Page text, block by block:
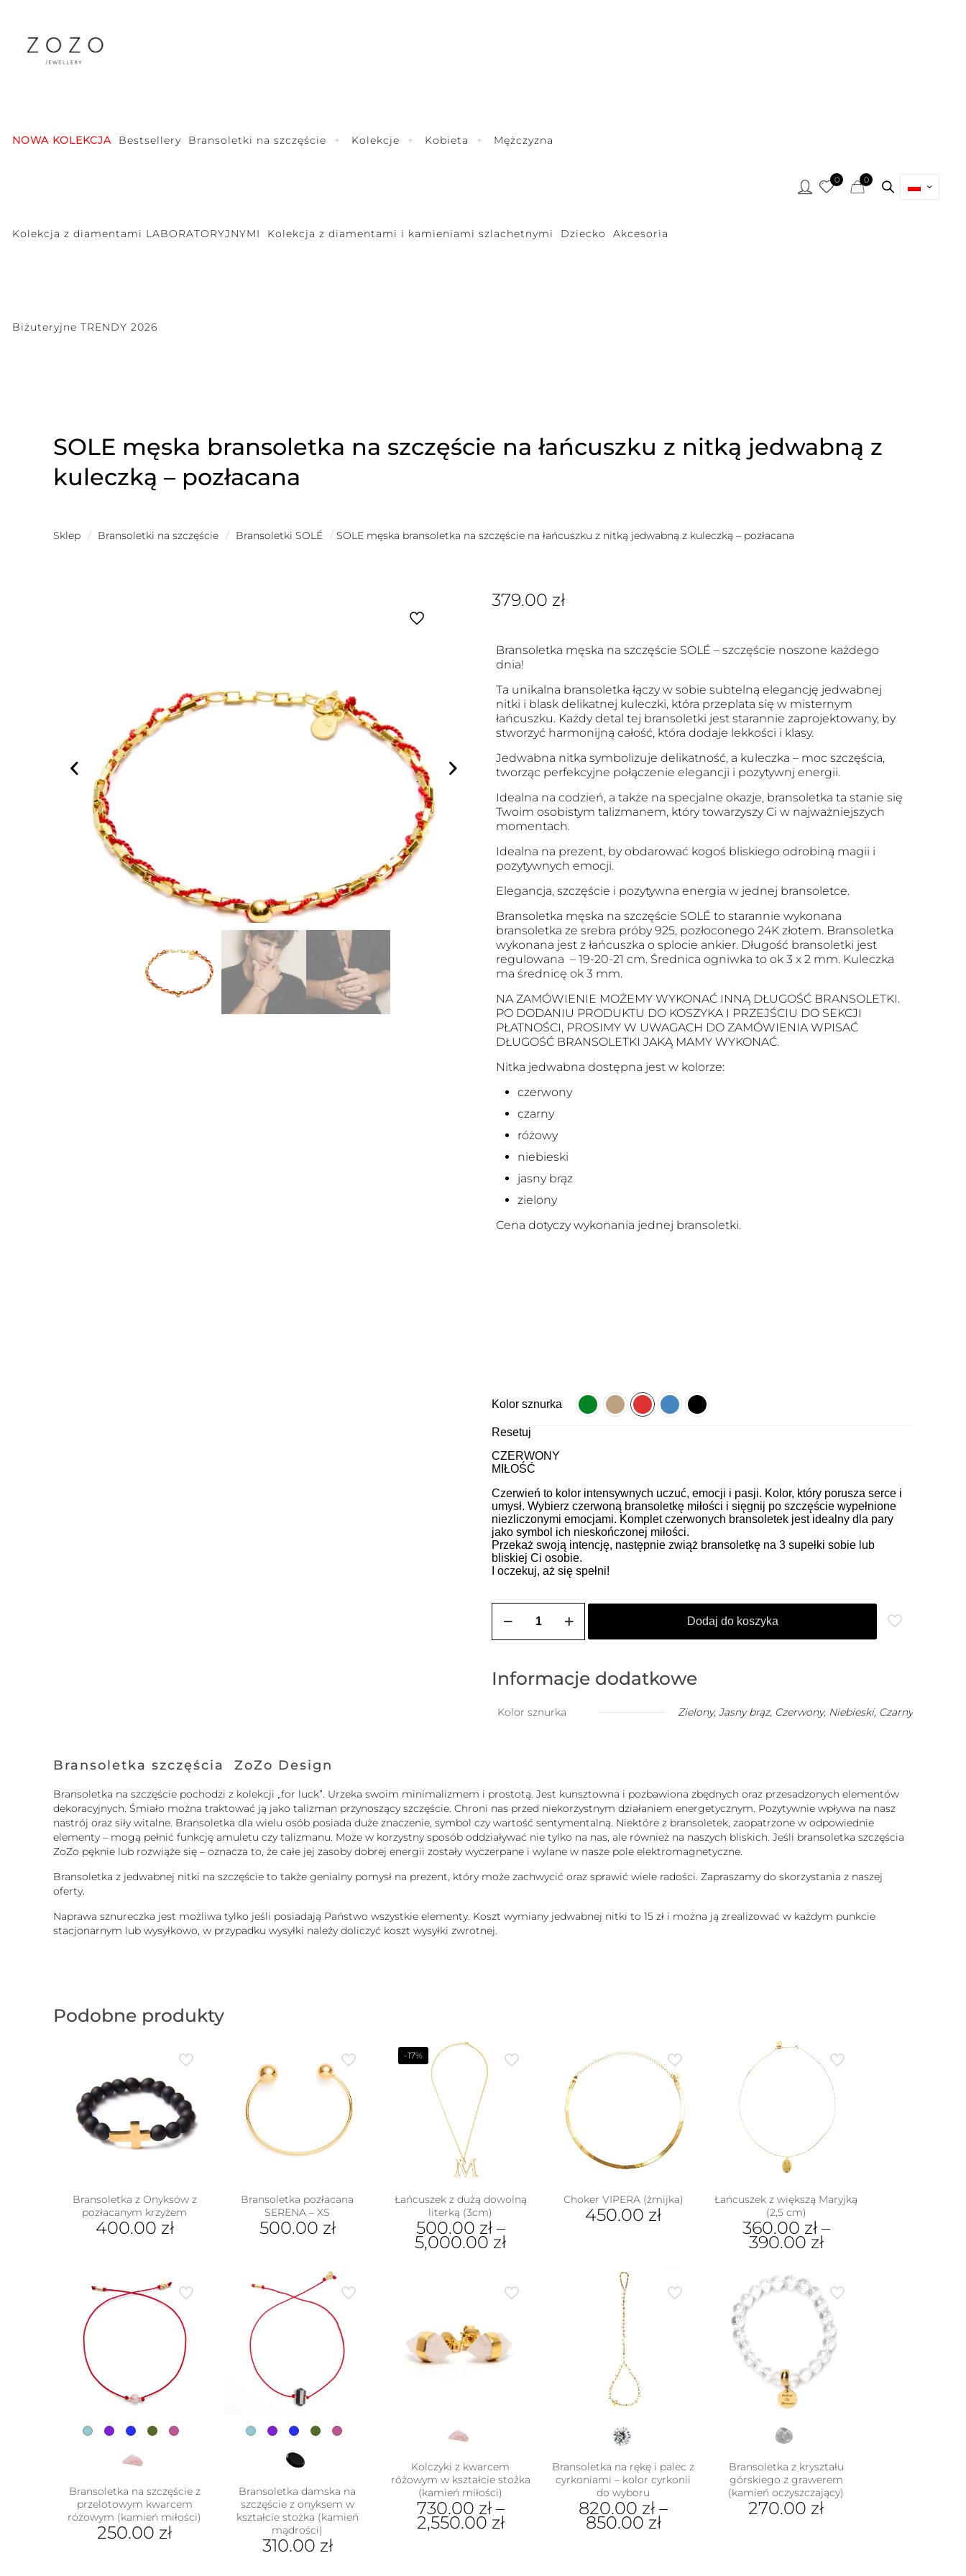
NOWA KOLEKCJA Bestsellery Bransoletki na szczęście Kolekcje Kobieta Mężczyzna
Kolekcja z diamentami LABORATORYJNYMI Kolekcja z diamentami i kamieniami szlachetnymi Dziecko Akcesoria
Biżuteryjne TRENDY 2026
0 0
SOLE męska bransoletka na szczęście na łańcuszku z nitką jedwabną z
kuleczką – pozłacana
Sklep / Bransoletki na szczęście / Bransoletki SOLÉ / SOLE męska bransoletka na szczęście na łańcuszku z nitką jedwabną z kuleczką – pozłacana
379.00 zł
Bransoletka męska na szczęście SOLÉ – szczęście noszone każdego
dnia!
Ta unikalna bransoletka łączy w sobie subtelną elegancję jedwabnej
nitki i blask delikatnej kuleczki, która przeplata się w misternym
łańcuszku. Każdy detal tej bransoletki jest starannie zaprojektowany, by
stworzyć harmonijną całość, która dodaje lekkości i klasy.
Jedwabna nitka symbolizuje delikatność, a kuleczka – moc szczęścia,
tworząc perfekcyjne połączenie elegancji i pozytywnj energii.
Idealna na codzień, a także na specjalne okazje, bransoletka ta stanie się
Twoim osobistym talizmanem, który towarzyszy Ci w najważniejszych
momentach.
Idealna na prezent, by obdarować kogoś bliskiego odrobiną magii i
pozytywnych emocji.
Elegancja, szczęście i pozytywna energia w jednej bransoletce.
Bransoletka męska na szczęście SOLÉ to starannie wykonana
bransoletka ze srebra próby 925, pozłoconego 24K złotem. Bransoletka
wykonana jest z łańcuszka o splocie ankier. Długość bransoletki jest
regulowana – 19-20-21 cm. Średnica ogniwka to ok 3 x 2 mm. Kuleczka
ma średnicę ok 3 mm.
NA ZAMÓWIENIE MOŻEMY WYKONAĆ INNĄ DŁUGOŚĆ BRANSOLETKI.
PO DODANIU PRODUKTU DO KOSZYKA I PRZEJŚCIU DO SEKCJI
PŁATNOŚCI, PROSIMY W UWAGACH DO ZAMÓWIENIA WPISAĆ
DŁUGOŚĆ BRANSOLETKI JAKĄ MAMY WYKONAĆ.
Nitka jedwabna dostępna jest w kolorze:
czerwony
czarny
różowy
niebieski
jasny brąz
zielony
Cena dotyczy wykonania jednej bransoletki.
Kolor sznurka
Resetuj
CZERWONY
MIŁOŚĆ
Czerwień to kolor intensywnych uczuć, emocji i pasji. Kolor, który porusza serce i
umysł. Wybierz czerwoną bransoletkę miłości i sięgnij po szczęście wypełnione
niezliczonymi emocjami. Komplet czerwonych bransoletek jest idealny dla pary
jako symbol ich nieskończonej miłości.
Przekaż swoją intencję, następnie zwiąż bransoletkę na 3 supełki sobie lub
bliskiej Ci osobie.
I oczekuj, aż się spełni!
SOLE
szczęście
na
pozłacana
Dodaj do koszyka
Informacje dodatkowe
Kolor sznurka Zielony, Jasny brąz, Czerwony, Niebieski, Czarny
Bransoletka szczęścia ZoZo Design
Bransoletka na szczęście pochodzi z kolekcji „for luck”. Urzeka swoim minimalizmem i prostotą. Jest kunsztowna i pozbawiona zbędnych oraz przesadzonych elementów
dekoracyjnych. Śmiało można traktować ją jako talizman przynoszący szczęście. Chroni nas przed niekorzystnym działaniem energetycznym. Pozytywnie wpływa na nasz
nastrój oraz siły witalne. Bransoletka dla wielu osób posiada duże znaczenie, symbol czy wartość sentymentalną. Niektóre z bransoletek, zaopatrzone w odpowiednie
elementy – mogą pełnić funkcję amuletu czy talizmanu. Może w korzystny sposób oddziaływać nie tylko na nas, ale również na naszych bliskich. Jeśli bransoletka szczęścia
ZoZo pęknie lub rozwiąże się – oznacza to, że całe jej zasoby dobrej energii zostały wyczerpane i wylane w nasze pole elektromagnetyczne.
Bransoletka z jedwabnej nitki na szczęście to także genialny pomysł na prezent, który może zachwycić oraz sprawić wiele radości. Zapraszamy do skorzystania z naszej
oferty.
Naprawa sznureczka jest możliwa tylko jeśli posiadają Państwo wszystkie elementy. Koszt wymiany jedwabnej nitki to 15 zł i można ją zrealizować w każdym punkcie
stacjonarnym lub wysyłkowo, w przypadku wysyłki należy doliczyć koszt wysyłki zwrotnej.
Podobne produkty
Bransoletka z Onyksów z
pozłacanym krzyżem
400.00 zł
Bransoletka pozłacana
SERENA – XS
500.00 zł
-17%
Łańcuszek z dużą dowolną
literką (3cm)
500.00 zł–
5,000.00 zł
Opcje
można
wybrać
Choker VIPERA (żmijka)
450.00 zł
Łańcuszek z większą Maryjką
(2,5 cm)
360.00 zł–
390.00 zł
produkt
ma
wariantów.
wybrać
na
stronie
produktu
Bransoletka na szczęście z
przelotowym kwarcem
różowym (kamień miłości)
250.00 zł
Bransoletka damska na
szczęście z onyksem w
kształcie stożka (kamień
mądrości)
310.00 zł
Kolczyki z kwarcem
różowym w kształcie stożka
(kamień miłości)
730.00 zł–
2,550.00 zł
Bransoletka na rękę i palec z
cyrkoniami – kolor cyrkonii
do wyboru
820.00 zł –
850.00 zł
Bransoletka z kryształu
górskiego z grawerem
(kamień oczyszczający)
270.00 zł